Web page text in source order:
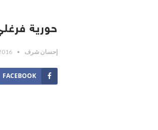
حورية
إحسان شرف
FACEBOOK